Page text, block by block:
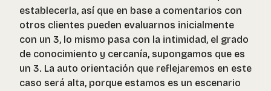
establecerla, así que en base a comentarios con
otros clientes pueden evaluarnos inicialmente
con un 3, lo mismo pasa con la intimidad, el grado
de conocimiento y cercanía, supongamos que es
un 3. La auto orientación que reflejaremos en este
caso será alta, porque estamos es un escenario